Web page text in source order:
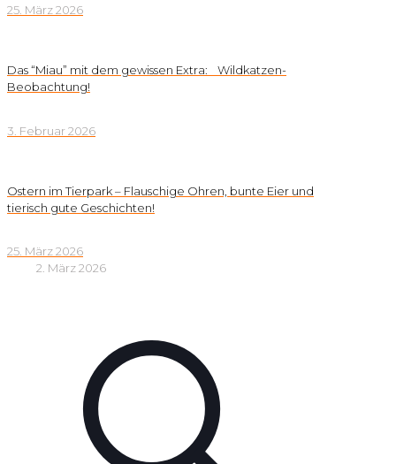
25. März 2026
Das “Miau” mit dem gewissen Extra: Wildkatzen-
Beobachtung!
3. Februar 2026
Ostern im Tierpark – Flauschige Ohren, bunte Eier und
tierisch gute Geschichten!
25. März 2026
2. März 2026